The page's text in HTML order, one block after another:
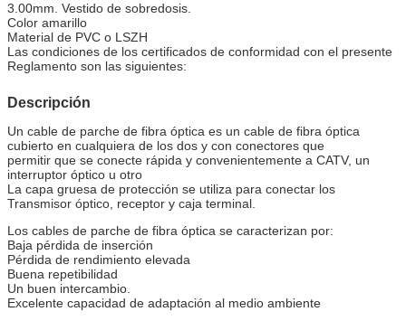
3.00mm. Vestido de sobredosis.
Color amarillo
Material de PVC o LSZH
Las condiciones de los certificados de conformidad con el presente
Reglamento son las siguientes:
Descripción
Un cable de parche de fibra óptica es un cable de fibra óptica
cubierto en cualquiera de los dos y con conectores que
permitir que se conecte rápida y convenientemente a CATV, un
interruptor óptico u otro
La capa gruesa de protección se utiliza para conectar los
Transmisor óptico, receptor y caja terminal.
Los cables de parche de fibra óptica se caracterizan por:
Baja pérdida de inserción
Pérdida de rendimiento elevada
Buena repetibilidad
Un buen intercambio.
Excelente capacidad de adaptación al medio ambiente